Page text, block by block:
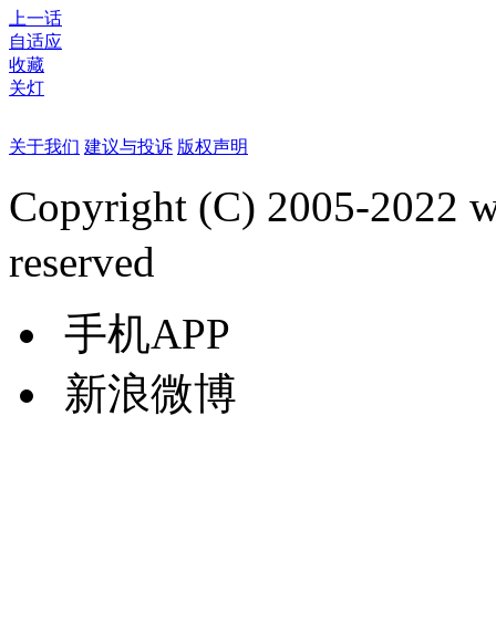
上一话
自适应
收藏
关灯
关于我们 建议与投诉 版权声明
Copyright (C) 2005-2022
reserved
手机APP
新浪微博